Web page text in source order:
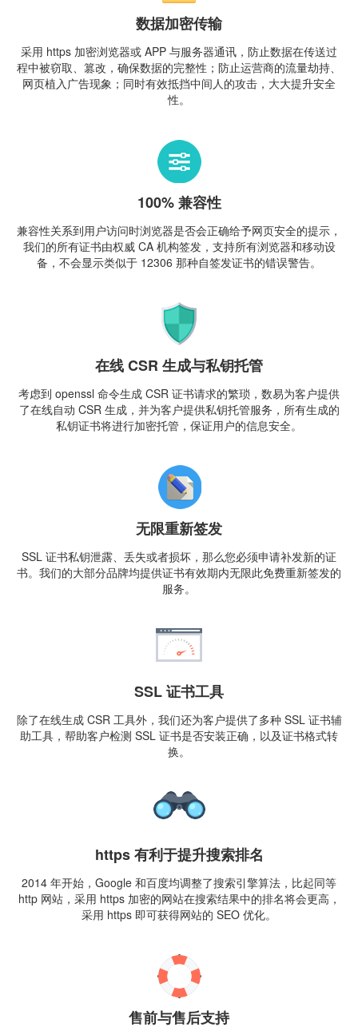
数据加密传输
采用 https 加密浏览器或 APP 与服务器通讯，防止数据在传送过
程中被窃取、篡改，确保数据的完整性；防止运营商的流量劫持、
网页植入广告现象；同时有效抵挡中间人的攻击，大大提升安全
性。
100% 兼容性
兼容性关系到用户访问时浏览器是否会正确给予网页安全的提示，
我们的所有证书由权威 CA 机构签发，支持所有浏览器和移动设
备，不会显示类似于 12306 那种自签发证书的错误警告。
在线 CSR 生成与私钥托管
考虑到 openssl 命令生成 CSR 证书请求的繁琐，数易为客户提供
了在线自动 CSR 生成，并为客户提供私钥托管服务，所有生成的
私钥证书将进行加密托管，保证用户的信息安全。
无限重新签发
SSL 证书私钥泄露、丢失或者损坏，那么您必须申请补发新的证
书。我们的大部分品牌均提供证书有效期内无限此免费重新签发的
服务。
SSL 证书工具
除了在线生成 CSR 工具外，我们还为客户提供了多种 SSL 证书辅
助工具，帮助客户检测 SSL 证书是否安装正确，以及证书格式转
换。
https 有利于提升搜索排名
2014 年开始，Google 和百度均调整了搜索引擎算法，比起同等
http 网站，采用 https 加密的网站在搜索结果中的排名将会更高，
采用 https 即可获得网站的 SEO 优化。
售前与售后支持